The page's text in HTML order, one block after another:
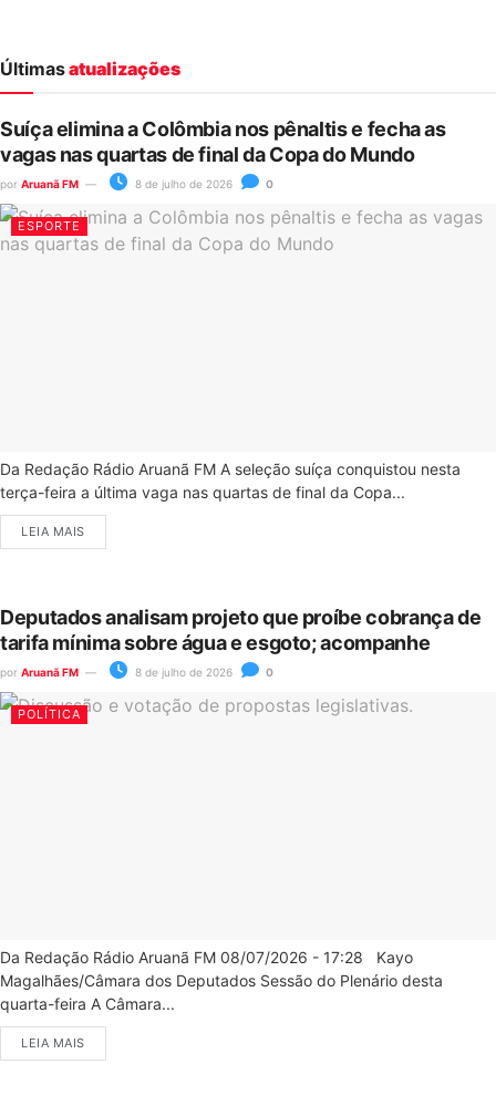
Últimasatualizações
Suíça elimina a Colômbia nos pênaltis e fecha as
vagas nas quartas de final da Copa do Mundo
por Aruanã FM 8 de julho de 2026 0
ESPORTE
Da Redação Rádio Aruanã FM A seleção suíça conquistou nesta
terça-feira a última vaga nas quartas de final da Copa...
LEIA MAIS
Deputados analisam projeto que proíbe cobrança de
tarifa mínima sobre água e esgoto; acompanhe
por Aruanã FM 8 de julho de 2026 0
POLÍTICA
Da Redação Rádio Aruanã FM 08/07/2026 - 17:28 Kayo
Magalhães/Câmara dos Deputados Sessão do Plenário desta
quarta-feira A Câmara...
LEIA MAIS